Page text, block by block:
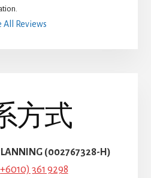
All Reviews
方式
(002767328-H)
361 9298